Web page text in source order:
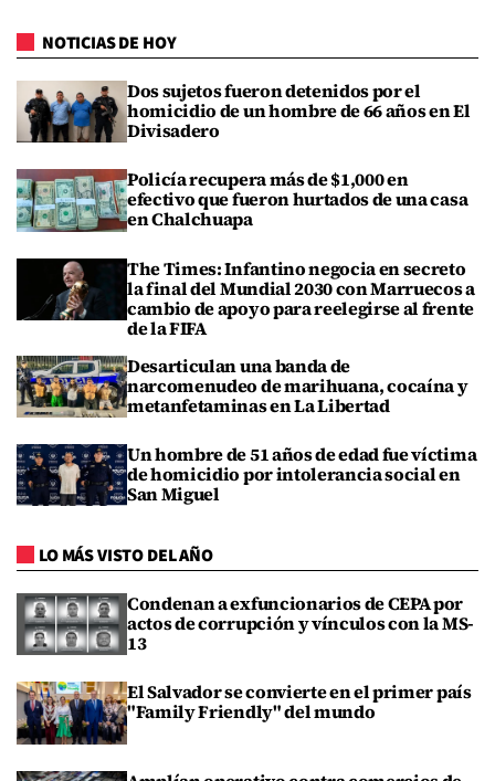
NOTICIAS DE HOY
Dos sujetos fueron detenidos por el
homicidio de un hombre de 66 años en El
Divisadero
Policía recupera más de $1,000 en
efectivo que fueron hurtados de una casa
en Chalchuapa
The Times: Infantino negocia en secreto
la final del Mundial 2030 con Marruecos a
cambio de apoyo para reelegirse al frente
de la FIFA
Desarticulan una banda de
narcomenudeo de marihuana, cocaína y
metanfetaminas en La Libertad
Un hombre de 51 años de edad fue víctima
de homicidio por intolerancia social en
San Miguel
LO MÁS VISTO DEL AÑO
Condenan a exfuncionarios de CEPA por
actos de corrupción y vínculos con la MS-
13
El Salvador se convierte en el primer país
"Family Friendly" del mundo